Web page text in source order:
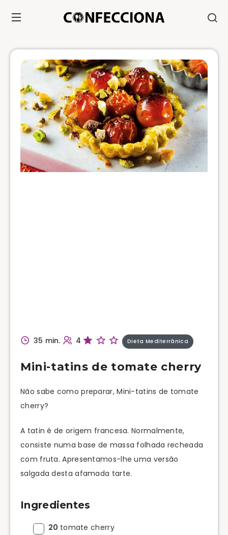
35 min. 4 Dieta Mediterrânica
Mini-tatins de tomate cherry
Não sabe como preparar, Mini-tatins de tomate
cherry?
A tatin é de origem francesa. Normalmente,
consiste numa base de massa folhada recheada
com fruta. Apresentamos-lhe uma versão
salgada desta afamada tarte.
Ingredientes
20 tomate cherry